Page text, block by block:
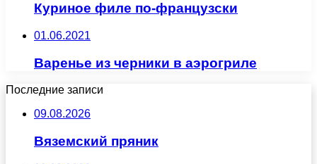
Куриное филе по-французски
01.06.2021
Варенье из черники в аэрогриле
Последние записи
09.08.2026
Вяземский пряник